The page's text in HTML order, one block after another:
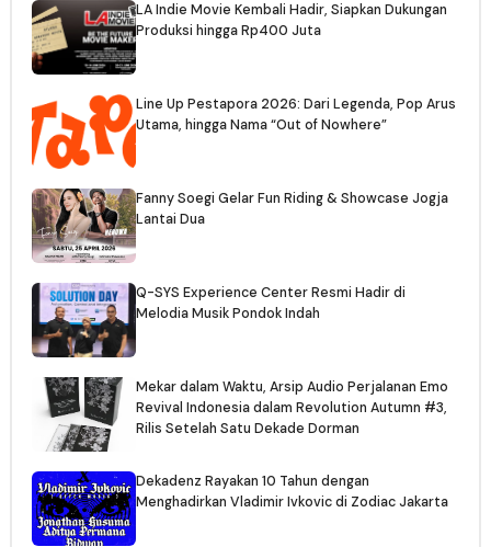
LA Indie Movie Kembali Hadir, Siapkan Dukungan
Produksi hingga Rp400 Juta
Line Up Pestapora 2026: Dari Legenda, Pop Arus
Utama, hingga Nama “Out of Nowhere”
Fanny Soegi Gelar Fun Riding & Showcase Jogja
Lantai Dua
Q-SYS Experience Center Resmi Hadir di
Melodia Musik Pondok Indah
Mekar dalam Waktu, Arsip Audio Perjalanan Emo
Revival Indonesia dalam Revolution Autumn #3,
Rilis Setelah Satu Dekade Dorman
Dekadenz Rayakan 10 Tahun dengan
Menghadirkan Vladimir Ivkovic di Zodiac Jakarta